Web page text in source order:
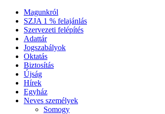
Magunkról
SZJA 1 % felajánlás
Szervezeti felépítés
Adattár
Jogszabályok
Oktatás
Biztosítás
Újság
Hírek
Egyház
Neves személyek
Somogy